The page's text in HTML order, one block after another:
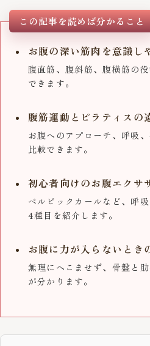
この記事を読めば分かること
お腹の深い筋肉を意識し
腹直筋、腹斜筋、腹横筋の
できます。
腹筋運動とピラティスの
お腹へのアプローチ、呼吸
比較できます。
初心者向けのお腹エクサ
ペルビックカールなど、呼
4種目を紹介します。
お腹に力が入らないとき
無理にへこませず、骨盤と
が分かります。